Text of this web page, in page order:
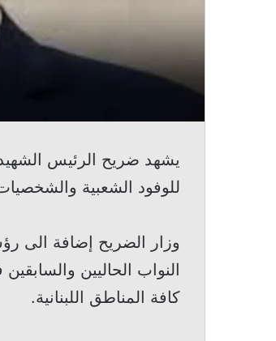
يشهد ضريح الرئيس
للوفود الشعبية والشخصيات
وزار الضريح إضافة الى
النواب الحاليين
كافة المناطق اللبنانية.